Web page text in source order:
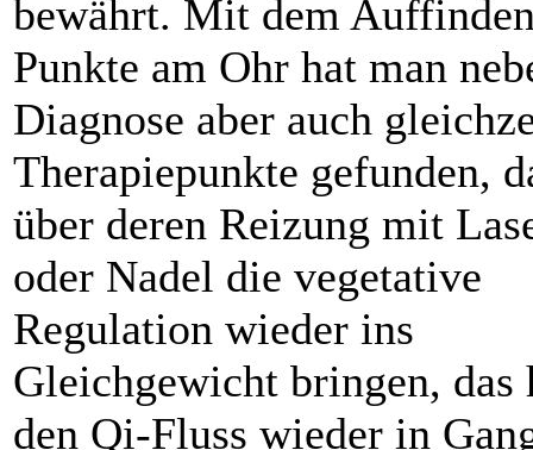
bewährt. Mit dem
Punkte am Ohr hat man
Diagnose aber auch
Therapiepunkte gefunden,
über deren Reizung mit
oder Nadel die vegetative
Regulation wieder ins
Gleichgewicht bringen, das
den Qi-Fluss wieder in